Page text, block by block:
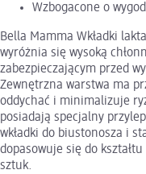
Wzbogacone o
Bella Mamma Wkładki
wyróżnia się wysoką
zabezpieczającym przed
Zewnętrzna warstwa ma
oddychać i minimalizuje
posiadają specjalny
wkładki do biustonosza i
dopasowuje się do
sztuk.